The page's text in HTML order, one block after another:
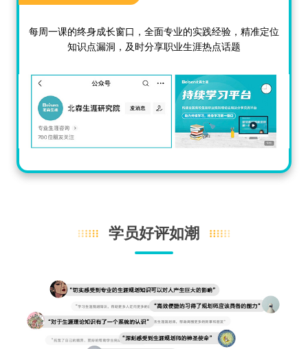
每周一课的终身成长窗口，全面专业的实践经验，精准定位
知识点漏洞，及时分享职业生涯热点话题
学员好评如潮